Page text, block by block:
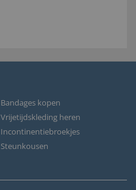
Bandages kopen
Vrijetijdskleding heren
Incontinentiebroekjes
Steunkousen